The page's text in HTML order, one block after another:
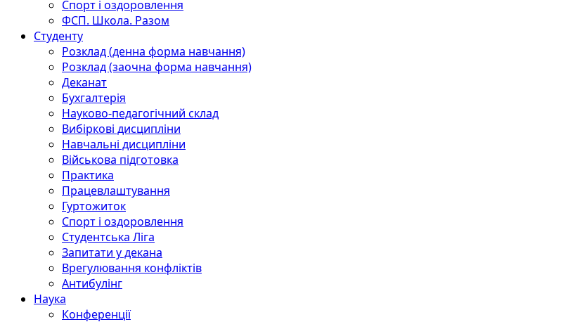
Спорт і оздоровлення
ФСП. Школа. Разом
Студенту
Розклад (денна форма навчання)
Розклад (заочна форма навчання)
Деканат
Бухгалтерія
Науково-педагогічний склад
Вибіркові дисципліни
Навчальні дисципліни
Військова підготовка
Практика
Працевлаштування
Гуртожиток
Спорт і оздоровлення
Студентська Ліга
Запитати у декана
Врегулювання конфліктів
Антибулінг
Наука
Конференції